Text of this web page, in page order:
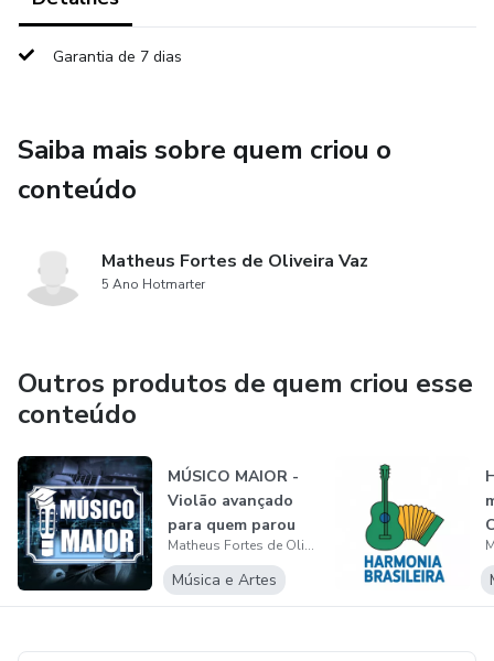
Garantia de 7 dias
Saiba mais sobre quem criou o
conteúdo
Matheus Fortes de Oliveira Vaz
5 Ano Hotmarter
Outros produtos de quem criou esse
conteúdo
MÚSICO MAIOR -
Violão avançado
para quem parou
no básico.
Matheus Fortes de Oliveira Vaz
Música e Artes
!